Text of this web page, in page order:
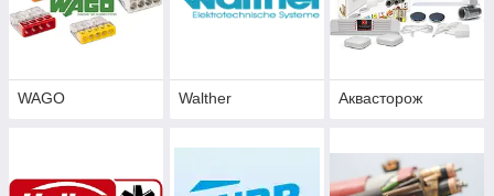
WAGO Walther Аквасторож